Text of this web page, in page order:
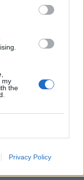
my
the
Privacy Policy